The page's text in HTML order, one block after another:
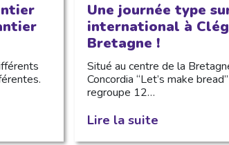
Une journée type
international à
Bretagne !
Situé au centre de la
Concordia “Let’s make
regroupe 12…
Lire la suite